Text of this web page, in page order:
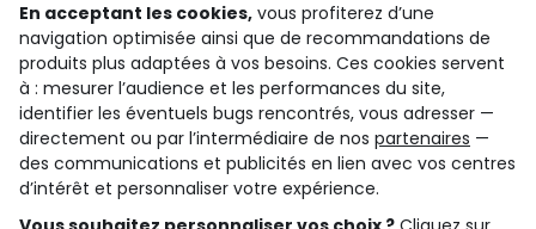
qui sommes-nous ?
besoin d'aide ?
le club fidélité
notre catalogue
En acceptant les cookies, vous profiterez d’une
navigation optimisée ainsi que de recommandations de
produits plus adaptées à vos besoins. Ces cookies servent
à : mesurer l’audience et les performances du site,
identifier les éventuels bugs rencontrés, vous adresser —
directement ou par l’intermédiaire de nos partenaires —
des communications et publicités en lien avec vos centres
d’intérêt et personnaliser votre expérience.